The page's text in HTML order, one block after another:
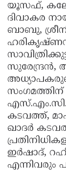
യൂസഫ്,
ദിവാകര
ബാബു,
സംഗമത്തിന്
കടവത്ത്,
ഖാദർ
ഇർഷാദ്,
എന്നിവരും